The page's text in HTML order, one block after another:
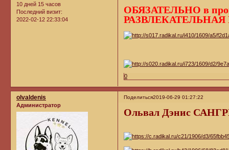
10 дней 15 часов
Последний визит:
2022-02-12 22:33:04
ОБЯЗАТЕЛЬНО в
0
Поделиться2019-06-29 01:27:22
olvaldenis
Администратор
Ольвал Дэнис